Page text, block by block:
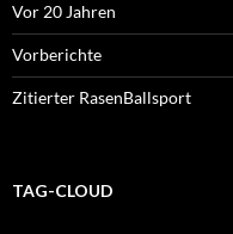
Vor 20 Jahren
Vorberichte
Zitierter RasenBallsport
TAG-CLOUD